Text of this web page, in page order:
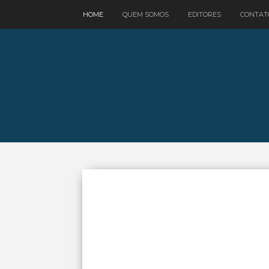
HOME QUEM SOMOS EDITORES